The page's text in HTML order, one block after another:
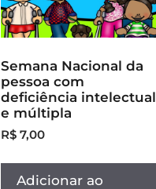
Semana Nacional da
pessoa com
deficiência intelectual
e múltipla
R$7,00
Adicionar ao